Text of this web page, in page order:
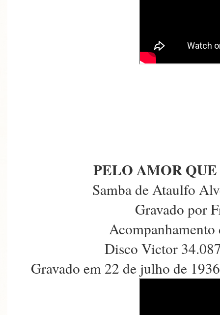
PELO AMOR
Samba de Ataulfo
Gravado por
Disco Victor
Gravado em 22 de julho de